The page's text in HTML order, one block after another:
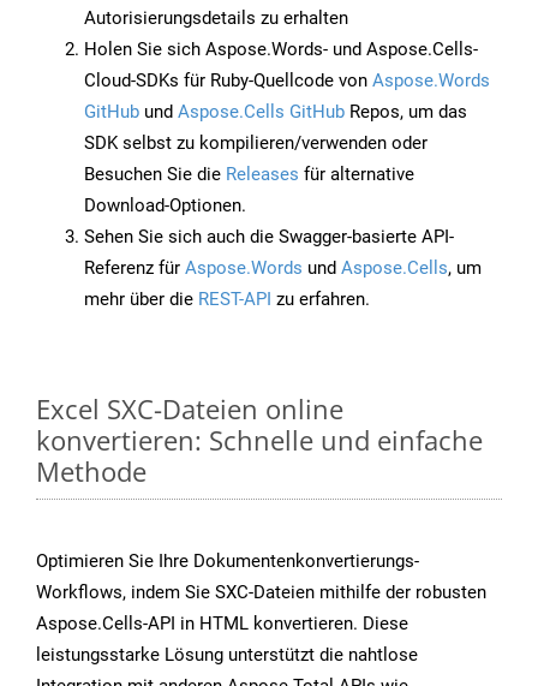
Autorisierungsdetails zu erhalten
Holen Sie sich Aspose.Words- und Aspose.Cells-
Cloud-SDKs für Ruby-Quellcode von Aspose.Words
GitHub und Aspose.Cells GitHub Repos, um das
SDK selbst zu kompilieren/verwenden oder
Besuchen Sie die Releases für alternative
Download-Optionen.
Sehen Sie sich auch die Swagger-basierte API-
Referenz für Aspose.Words und Aspose.Cells, um
mehr über die REST-API zu erfahren.
Excel SXC-Dateien online
konvertieren: Schnelle und einfache
Methode
Optimieren Sie Ihre Dokumentenkonvertierungs-
Workflows, indem Sie SXC-Dateien mithilfe der robusten
Aspose.Cells-API in HTML konvertieren. Diese
leistungsstarke Lösung unterstützt die nahtlose